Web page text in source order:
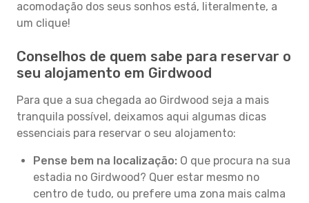
acomodação dos seus sonhos está, literalmente, a
um clique!
Conselhos de quem sabe para reservar o
seu alojamento em Girdwood
Para que a sua chegada ao Girdwood seja a mais
tranquila possível, deixamos aqui algumas dicas
essenciais para reservar o seu alojamento:
Pense bem na localização: O que procura na sua
estadia no Girdwood? Quer estar mesmo no
centro de tudo, ou prefere uma zona mais calma